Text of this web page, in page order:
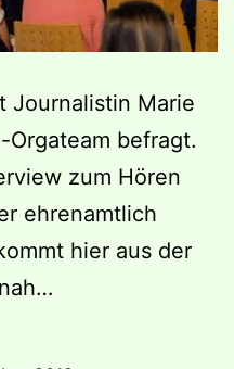
Journalistin Marie
Orgateam befragt.
zum Hören
ehrenamtlich
hier aus der